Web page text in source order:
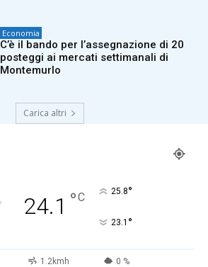
Economia
C’è il bando per l’assegnazione di 20
posteggi ai mercati settimanali di
Montemurlo
Carica altri
24.1 °C 25.8°
23.1 °
1.2kmh 0 %